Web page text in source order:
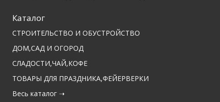
Каталог
СТРОИТЕЛЬСТВО И ОБУСТРОЙСТВО
ДОМ,САД И ОГОРОД
СЛАДОСТИ,ЧАЙ,КОФЕ
ТОВАРЫ ДЛЯ ПРАЗДНИКА,ФЕЙЕРВЕРКИ
Весь каталог ➝